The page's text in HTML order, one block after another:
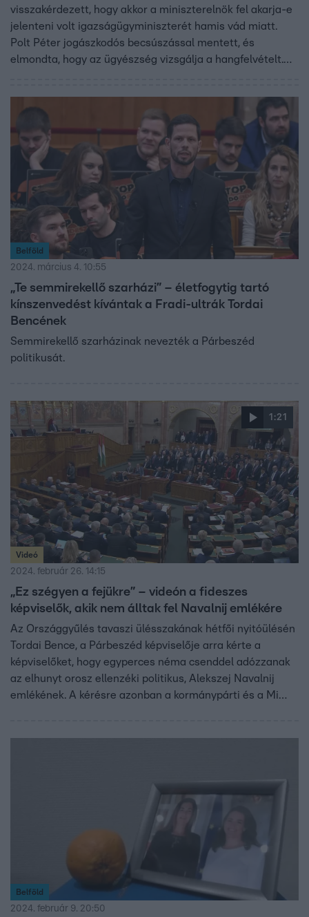
visszakérdezett, hogy akkor a miniszterelnök fel akarja-e
jelenteni volt igazságügyminiszterét hamis vád miatt.
Polt Péter jogászkodós becsúszással mentett, és
elmondta, hogy az ügyészség vizsgálja a hangfelvételt.
Belföld
2024. március 4. 10:55
„Te semmirekellő szarházi” – életfogytig tartó
kínszenvedést kívántak a Fradi-ultrák Tordai
Bencének
Semmirekellő szarházinak nevezték a Párbeszéd
politikusát.
1:21
Videó
2024. február 26. 14:15
„Ez szégyen a fejükre” – videón a fideszes
képviselők, akik nem álltak fel Navalnij emlékére
Az Országgyűlés tavaszi ülésszakának hétfői nyitóülésén
Tordai Bence, a Párbeszéd képviselője arra kérte a
képviselőket, hogy egyperces néma csenddel adózzanak
az elhunyt orosz ellenzéki politikus, Alekszej Navalnij
emlékének. A kérésre azonban a kormánypárti és a Mi
Belföld
2024. február 9. 20:50